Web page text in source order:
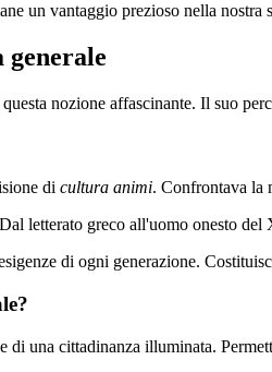
un vantaggio prezioso nella
nozione affascinante. Il suo
di cultura animi. Confrontava la
letterato greco all'uomo onesto
di ogni generazione.
di una cittadinanza illuminata.